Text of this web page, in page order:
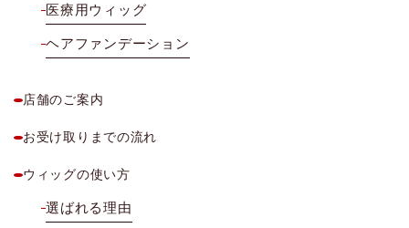
医療用ウィッグ
ヘアファンデーション
店舗のご案内
お受け取りまでの流れ
ウィッグの使い方
選ばれる理由